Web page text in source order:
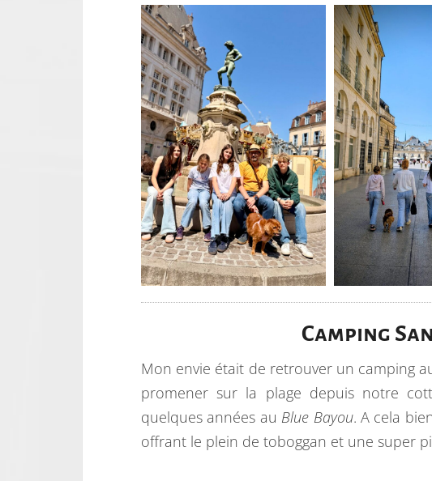
Camping
Mon envie était de retrouver un camping
promener sur la plage depuis notre
quelques années au Blue Bayou. A cela
offrant le plein de toboggan et une super